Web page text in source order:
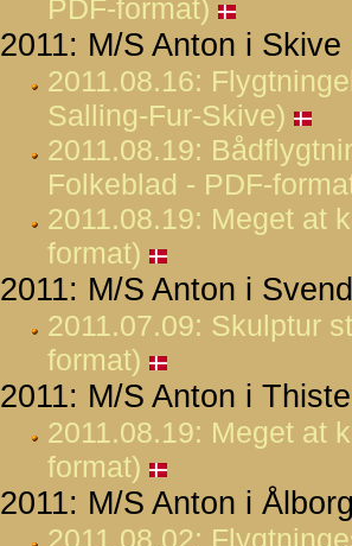
PDF-format)
2011: M/S Anton i
2011.08.16:
Salling-Fur-Skive)
2011.08.19:
Folkeblad - PDF-
2011.08.19: Meget at
format)
2011: M/S Anton i
2011.07.09: Skulptur
format)
2011: M/S Anton i
2011.08.19: Meget at
format)
2011: M/S Anton i
2011.08.02: